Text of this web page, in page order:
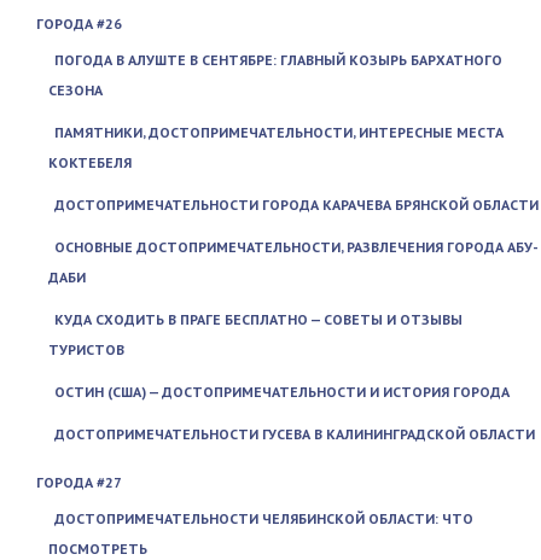
ГОРОДА #26
ПОГОДА В АЛУШТЕ В СЕНТЯБРЕ: ГЛАВНЫЙ КОЗЫРЬ БАРХАТНОГО
СЕЗОНА
ПАМЯТНИКИ, ДОСТОПРИМЕЧАТЕЛЬНОСТИ, ИНТЕРЕСНЫЕ МЕСТА
КОКТЕБЕЛЯ
ДОСТОПРИМЕЧАТЕЛЬНОСТИ ГОРОДА КАРАЧЕВА БРЯНСКОЙ ОБЛАСТИ
ОСНОВНЫЕ ДОСТОПРИМЕЧАТЕЛЬНОСТИ, РАЗВЛЕЧЕНИЯ ГОРОДА АБУ-
ДАБИ
КУДА СХОДИТЬ В ПРАГЕ БЕСПЛАТНО — СОВЕТЫ И ОТЗЫВЫ
ТУРИСТОВ
ОСТИН (США) — ДОСТОПРИМЕЧАТЕЛЬНОСТИ И ИСТОРИЯ ГОРОДА
ДОСТОПРИМЕЧАТЕЛЬНОСТИ ГУСЕВА В КАЛИНИНГРАДСКОЙ ОБЛАСТИ
ГОРОДА #27
ДОСТОПРИМЕЧАТЕЛЬНОСТИ ЧЕЛЯБИНСКОЙ ОБЛАСТИ: ЧТО
ПОСМОТРЕТЬ